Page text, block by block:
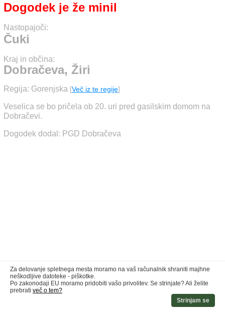
Dogodek je že minil
Nastopajoči:
Čuki
Kraj in občina:
Dobračeva, Žiri
Regija: Gorenjska [Več iz te regije]
Veselica se bo pričela ob 20. uri pred gasilskim domom na
Dobračevi.
Dogodek dodal: PGD Dobračeva
Za delovanje spletnega mesta moramo na vaš računalnik shraniti majhne
neškodljive datoteke - piškotke.
Po zakonodaji EU moramo pridobiti vašo privolitev. Se strinjate? Ali želite
prebrati več o tem?
Strinjam se